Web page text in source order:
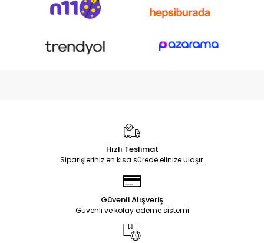
Hızlı Teslimat
Siparişleriniz en kısa sürede elinize ulaşır.
Güvenli Alışveriş
Güvenli ve kolay ödeme sistemi